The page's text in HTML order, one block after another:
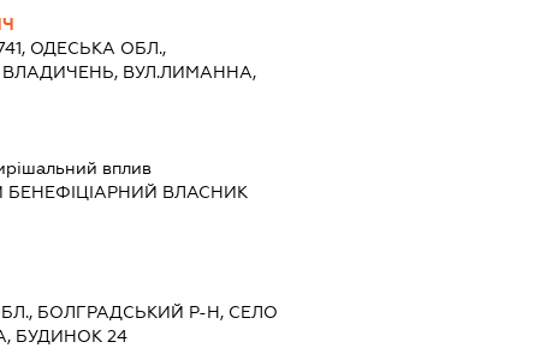
ОДЕСЬКА ОБЛ.,
ВУЛ.ЛИМАННА,
вплив
БЕНЕФІЦІАРНИЙ ВЛАСНИК
БОЛГРАДСЬКИЙ Р-Н, СЕЛО
БУДИНОК 24